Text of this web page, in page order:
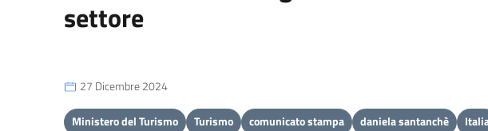
settore
27 Dicembre 2024
Ministero del Turismo Turismo comunicato stampa daniela santanchè